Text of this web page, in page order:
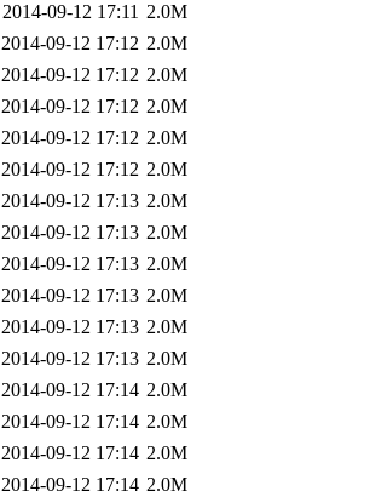
2014-09-12 17:11 2.0M
2014-09-12 17:12 2.0M
2014-09-12 17:12 2.0M
2014-09-12 17:12 2.0M
2014-09-12 17:12 2.0M
2014-09-12 17:12 2.0M
2014-09-12 17:13 2.0M
2014-09-12 17:13 2.0M
2014-09-12 17:13 2.0M
2014-09-12 17:13 2.0M
2014-09-12 17:13 2.0M
2014-09-12 17:13 2.0M
2014-09-12 17:14 2.0M
2014-09-12 17:14 2.0M
2014-09-12 17:14 2.0M
2014-09-12 17:14 2.0M